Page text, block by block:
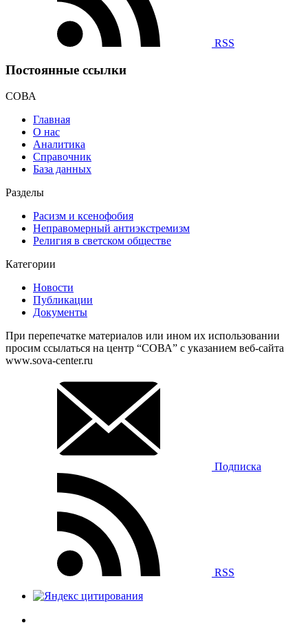
RSS
Постоянные ссылки
СОВА
Главная
О нас
Аналитика
Справочник
База данных
Разделы
Расизм и ксенофобия
Неправомерный антиэкстремизм
Религия в светском обществе
Категории
Новости
Публикации
Документы
При перепечатке материалов или ином их использовании
просим ссылаться на центр “СОВА” с указанием веб-сайта
www.sova-center.ru
Подписка
RSS